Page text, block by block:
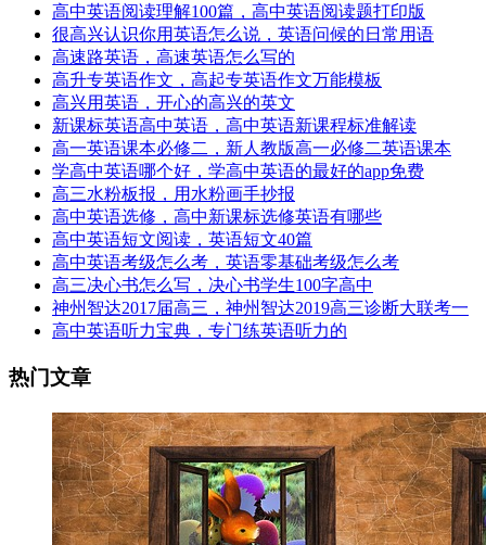
高中英语阅读理解100篇，高中英语阅读题打印版
很高兴认识你用英语怎么说，英语问候的日常用语
高速路英语，高速英语怎么写的
高升专英语作文，高起专英语作文万能模板
高兴用英语，开心的高兴的英文
新课标英语高中英语，高中英语新课程标准解读
高一英语课本必修二，新人教版高一必修二英语课本
学高中英语哪个好，学高中英语的最好的app免费
高三水粉板报，用水粉画手抄报
高中英语选修，高中新课标选修英语有哪些
高中英语短文阅读，英语短文40篇
高中英语考级怎么考，英语零基础考级怎么考
高三决心书怎么写，决心书学生100字高中
神州智达2017届高三，神州智达2019高三诊断大联考一
高中英语听力宝典，专门练英语听力的
热门文章